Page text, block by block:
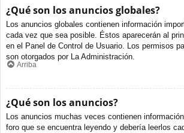
¿Qué son los anuncios globales?
Los anuncios globales contienen información
cada vez que sea posible. Éstos aparecerán al
en el Panel de Control de Usuario. Los permisos
son otorgados por La Administración.
Arriba
¿Qué son los anuncios?
Los anuncios muchas veces contienen
foro que se encuentra leyendo y debería leerlos